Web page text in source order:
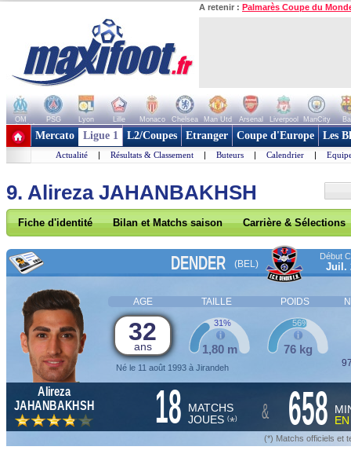
A retenir : Palmarès Coupe du
OM PSG Lyon Lille Monaco Chelsea Man Utd Arsenal Liverpool ManCity
+ de clubs
Mercato Ligue 1 L2/Coupes Etranger Coupe d'Europe Les
Actualité | Résultats & Classement | Buteurs | Calendrier |
9. Alireza JAHANBAKHSH
Fiche d'identité Bilan et Matchs saison Carrière & Sélections
DENDER (BEL)
Début
Juil.
AGE TAILLE POIDS
32
ans
Né le 11 août 1993 à Jirandeh
1,80 m
31%
76 kg
56%
Alireza
JAHANBAKHSH
18 MATCHS
JOUES (*) & 658
(*) Matchs officiels et